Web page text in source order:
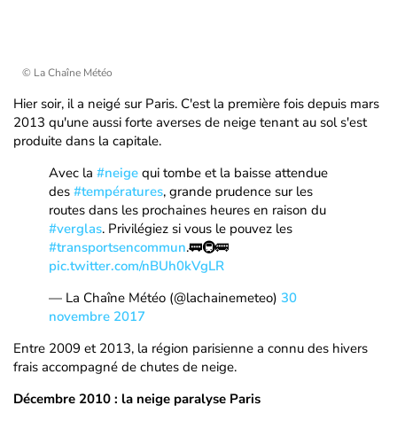
© La Chaîne Météo
Hier soir, il a neigé sur Paris. C'est la première fois depuis mars
2013 qu'une aussi forte averses de neige tenant au sol s'est
produite dans la capitale.
Avec la #neige qui tombe et la baisse attendue
des #températures, grande prudence sur les
routes dans les prochaines heures en raison du
#verglas. Privilégiez si vous le pouvez les
#transportsencommun.🚃🚇🚌
pic.twitter.com/nBUh0kVgLR
— La Chaîne Météo (@lachainemeteo) 30
novembre 2017
Entre 2009 et 2013, la région parisienne a connu des hivers
frais accompagné de chutes de neige.
Décembre 2010 : la neige paralyse Paris